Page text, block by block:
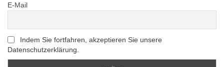
E-Mail
Indem Sie fortfahren, akzeptieren Sie unsere
Datenschutzerklärung.